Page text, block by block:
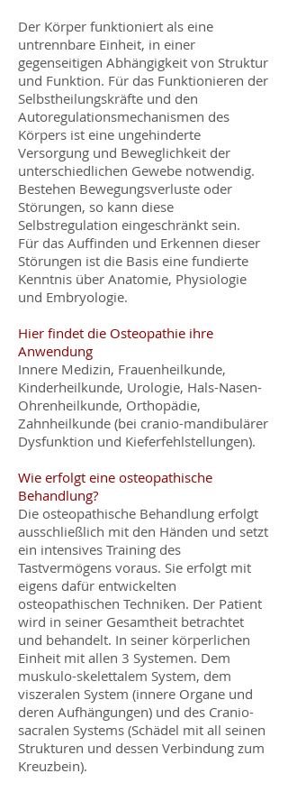
Der Körper funktioniert als eine
untrennbare Einheit, in einer
gegenseitigen Abhängigkeit von Struktur
und Funktion. Für das Funktionieren der
Selbstheilungskräfte und den
Autoregulationsmechanismen des
Körpers ist eine ungehinderte
Versorgung und Beweglichkeit der
unterschiedlichen Gewebe notwendig.
Bestehen Bewegungsverluste oder
Störungen, so kann diese
Selbstregulation eingeschränkt sein.
Für das Auffinden und Erkennen dieser
Störungen ist die Basis eine fundierte
Kenntnis über Anatomie, Physiologie
und Embryologie.
Hier findet die Osteopathie ihre
Anwendung
Innere Medizin, Frauenheilkunde,
Kinderheilkunde, Urologie, Hals-Nasen-
Ohrenheilkunde, Orthopädie,
Zahnheilkunde (bei cranio-mandibulärer
Dysfunktion und Kieferfehlstellungen).
Wie erfolgt eine osteopathische
Behandlung?
Die osteopathische Behandlung erfolgt
ausschließlich mit den Händen und setzt
ein intensives Training des
Tastvermögens voraus. Sie erfolgt mit
eigens dafür entwickelten
osteopathischen Techniken. Der Patient
wird in seiner Gesamtheit betrachtet
und behandelt. In seiner körperlichen
Einheit mit allen 3 Systemen. Dem
muskulo-skelettalem System, dem
viszeralen System (innere Organe und
deren Aufhängungen) und des Cranio-
sacralen Systems (Schädel mit all seinen
Strukturen und dessen Verbindung zum
Kreuzbein).